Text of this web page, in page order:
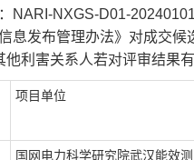
NARI-NXGS-D01-
息发布管理办法》对成交
他利害关系人若对评审结果
项目单位
国网电力科学研究院武汉能效测